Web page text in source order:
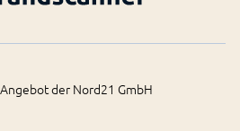
der Nord21 GmbH